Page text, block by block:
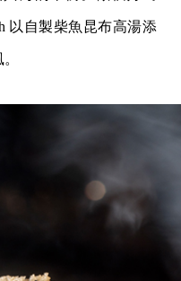
以自製柴魚昆布高湯添